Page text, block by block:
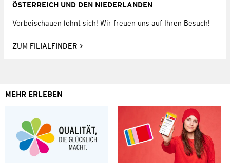
ÖSTERREICH UND DEN NIEDERLANDEN
Vorbeischauen lohnt sich! Wir freuen uns auf Ihren Besuch!
ZUM FILIALFINDER
MEHR ERLEBEN